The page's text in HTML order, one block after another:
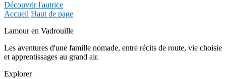
Découvrir l'autrice
Accueil Haut de page
Lamour en Vadrouille
Les aventures d'une famille nomade, entre récits de route, vie choisie
et apprentissages au grand air.
Explorer